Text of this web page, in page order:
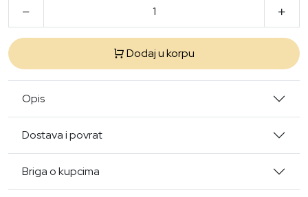
Dodaj u korpu
Opis
Dostava i povrat
Briga o kupcima